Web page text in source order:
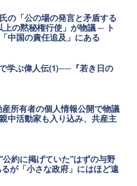
の「公の場の発言と矛盾する
上の黙秘権行使」が物議 ─ ト
中国の責任追及」にある
学ぶ偉人伝(1)──『若き日の
所有者の個人情報公開で物議
中活動家も入り込み、共産主
約に掲げていた"はずの与野
が「小さな政府」にはほど遠